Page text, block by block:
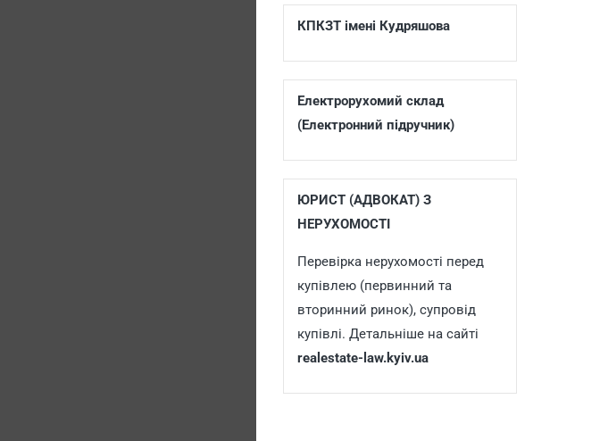
КПКЗТ імені Кудряшова
Електрорухомий склад
(Електронний підручник)
ЮРИСТ (АДВОКАТ) З
НЕРУХОМОСТІ
Перевірка нерухомості перед
купівлею (первинний та
вторинний ринок), супровід
купівлі. Детальніше на сайті
realestate-law.kyiv.ua